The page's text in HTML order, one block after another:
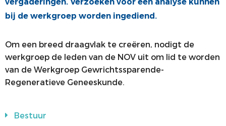
bij de werkgroep worden ingediend.
Om een breed draagvlak te creëren, nodigt de
werkgroep de leden van de NOV uit om lid te worden
van de Werkgroep Gewrichtssparende-
Regeneratieve Geneeskunde.
Bestuur